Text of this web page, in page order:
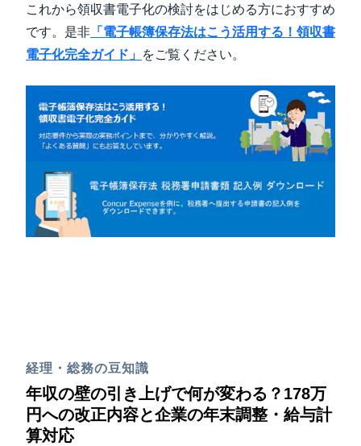
これから領収書電子化の検討をはじめる方におすすめ
です。是非 「電子帳簿保存法はこう活用する！領収書
電子化完全ガイド」 をご覧ください。
経理・総務の豆知識
年収の壁の引き上げで何が変わる？178万
円への改正内容と企業の年末調整・給与計
算対応